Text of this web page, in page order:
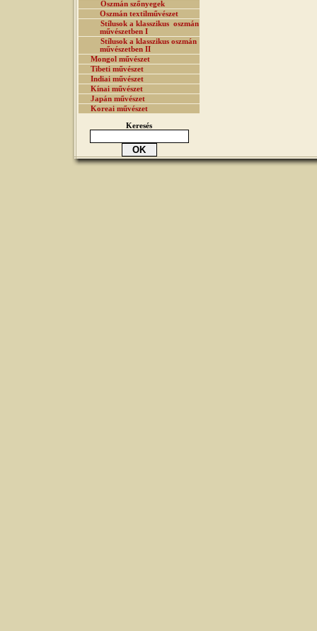
Oszmán szőnyegek
Oszmán textilművészet
Stílusok a klasszikus oszmán
művészetben I
Stílusok a klasszikus oszmán
művészetben II
Mongol művészet
Tibeti művészet
Indiai művészet
Kínai művészet
Japán művészet
Koreai művészet
Keresés